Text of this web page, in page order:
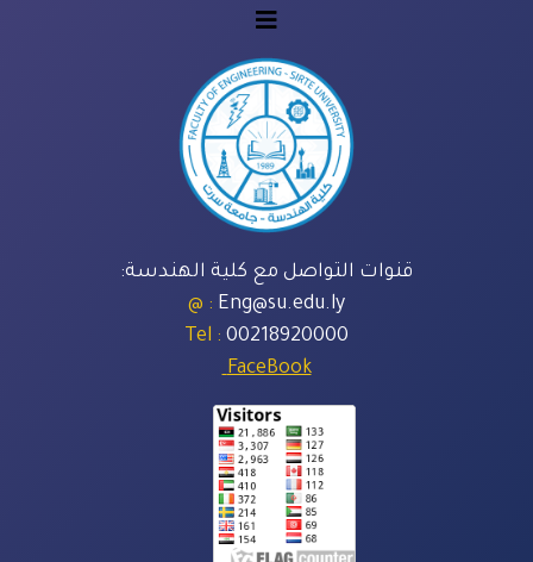
قنوات التواصل مع كلية الهندسة:
Eng@su.edu.ly
: @
00218920000
: Tel
FaceBook